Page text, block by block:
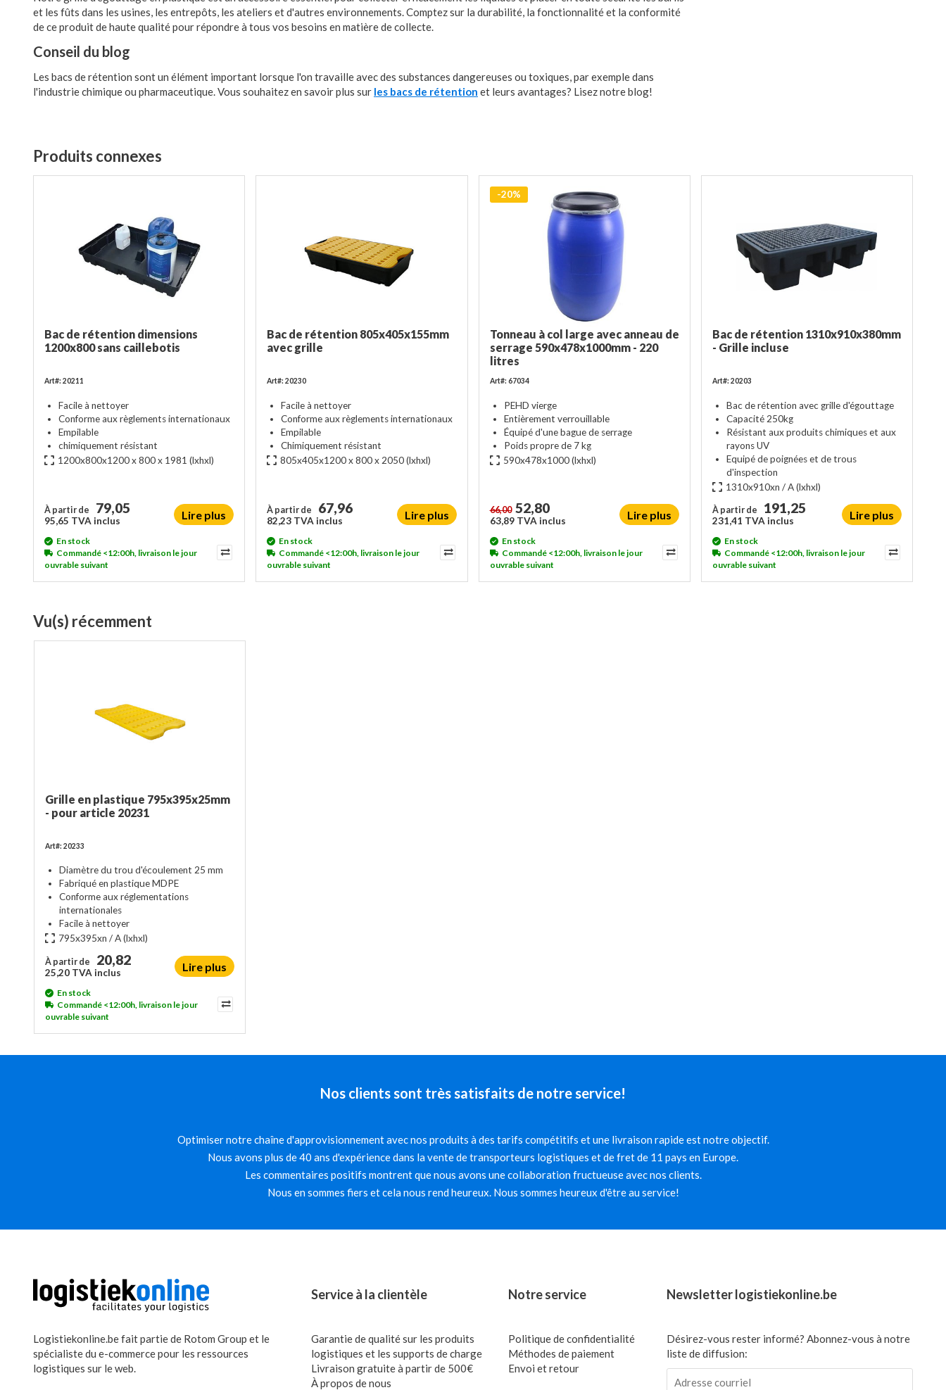
et les fûts dans les usines, les entrepôts, les ateliers et d'autres environnements. Comptez sur la durabilité, la fonctionnalité et la conformité
de ce produit de haute qualité pour répondre à tous vos besoins en matière de collecte.
Conseil du blog
Les bacs de rétention sont un élément important lorsque l'on travaille avec des substances dangereuses ou toxiques, par exemple dans
l'industrie chimique ou pharmaceutique. Vous souhaitez en savoir plus sur les bacs de rétention et leurs avantages? Lisez notre blog!
Produits connexes
Bac de rétention dimensions
1200x800 sans caillebotis
Art#: 20211
Facile à nettoyer
Conforme aux règlements internationaux
Empilable
chimiquement résistant
1200x800x1200 x 800 x 1981 (lxhxl)
À partir de 79,05
95,65 TVA inclus Lire plus
En stock
Commandé <12:00h, livraison le jour
ouvrable suivant
Bac de rétention 805x405x155mm
avec grille
Art#: 20230
Facile à nettoyer
Conforme aux règlements internationaux
Empilable
Chimiquement résistant
805x405x1200 x 800 x 2050(lxhxl)
À partir de 67,96
82,23 TVA inclus Lire plus
En stock
Commandé <12:00h, livraison le jour
ouvrable suivant
-20%
Tonneau à col large avec anneau de
serrage 590x478x1000mm - 220
litres
Art#: 67034
PEHD vierge
Entièrement verrouillable
Équipé d'une bague de serrage
Poids propre de 7 kg
590x478x1000(lxhxl)
66,00 52,80
63,89 TVA inclus Lire plus
En stock
Commandé <12:00h, livraison le jour
ouvrable suivant
Bac de rétention 1310x910x380mm
- Grille incluse
Art#: 20203
Bac de rétention avec grille d'égouttage
Capacité 250kg
Résistant aux produits chimiques et aux
rayons UV
Equipé de poignées et de trous
d'inspection
1310x910xn / A(lxhxl)
À partir de 191,25
231,41 TVA inclus Lire plus
En stock
Commandé <12:00h, livraison le jour
ouvrable suivant
Vu(s) récemment
Grille en plastique 795x395x25mm
- pour article 20231
Art#: 20233
Diamètre du trou d'écoulement 25 mm
Fabriqué en plastique MDPE
Conforme aux réglementations
internationales
Facile à nettoyer
795x395xn / A(lxhxl)
À partir de 20,82
25,20 TVA inclus Lire plus
En stock
Commandé <12:00h, livraison le jour
ouvrable suivant
Nos clients sont très satisfaits de notre service!
Optimiser notre chaîne d'approvisionnement avec nos produits à des tarifs compétitifs et une livraison rapide est notre objectif.
Nous avons plus de 40 ans d'expérience dans la vente de transporteurs logistiques et de fret de 11 pays en Europe.
Les commentaires positifs montrent que nous avons une collaboration fructueuse avec nos clients.
Nous en sommes fiers et cela nous rend heureux. Nous sommes heureux d'être au service!
Logistiekonline.be fait partie de Rotom Group et le
spécialiste du e-commerce pour les ressources
logistiques sur le web.
Service à la clientèle
Garantie de qualité sur les produits
logistiques et les supports de charge
Livraison gratuite à partir de 500€
À propos de nous
Notre service
Politique de confidentialité
Méthodes de paiement
Envoi et retour
Newsletter logistiekonline.be
Désirez-vous rester informé? Abonnez-vous à notre
liste de diffusion: